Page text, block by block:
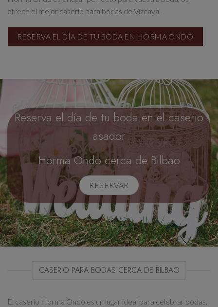
ofrece el mejor caserío para bodas de Vizcaya.
RESERVA EL DÍA DE TU BODA EN HORMA ONDO
Reserva el día de tu boda en el caserio
asador
Horma Ondo cerca de Bilbao
RESERVAR
CASERIO PARA BODAS CERCA DE BILBAO
El caserio Horma Ondo es un lugar ideal para celebrar bodas.